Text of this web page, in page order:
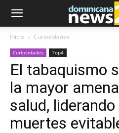
Inicio Curiosidades
Curiosidades Top4
El tabaquismo
la mayor
salud,
muertes